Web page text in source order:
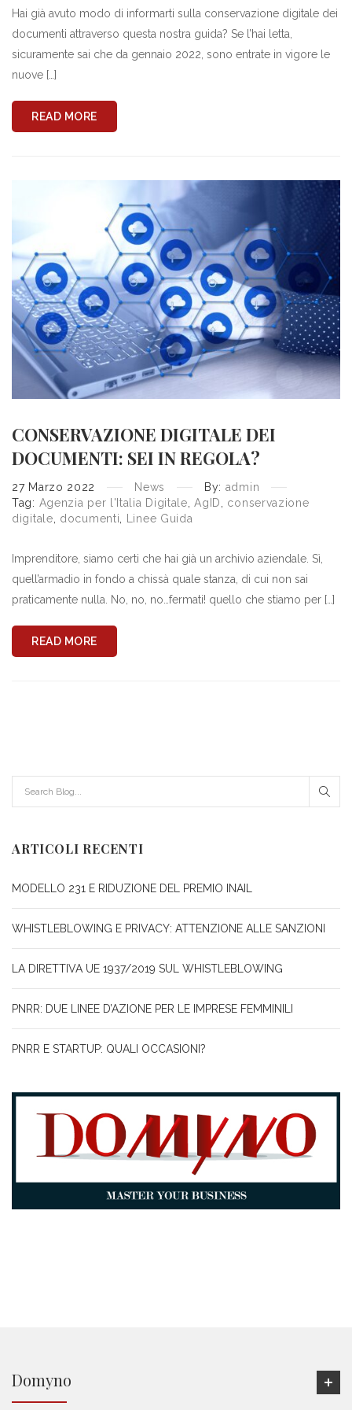
Hai già avuto modo di informarti sulla conservazione digitale dei
documenti attraverso questa nostra guida? Se l’hai letta,
sicuramente sai che da gennaio 2022, sono entrate in vigore le
nuove […]
READ MORE
CONSERVAZIONE DIGITALE DEI
DOCUMENTI: SEI IN REGOLA?
27 Marzo 2022 News By: admin
Tag: Agenzia per l'Italia Digitale,AgID, conservazione
digitale, documenti, Linee Guida
Imprenditore, siamo certi che hai già un archivio aziendale. Sì,
quell’armadio in fondo a chissà quale stanza, di cui non sai
praticamente nulla. No, no, no…fermati! quello che stiamo per […]
READ MORE
ARTICOLI RECENTI
MODELLO 231 E RIDUZIONE DEL PREMIO INAIL
WHISTLEBLOWING E PRIVACY: ATTENZIONE ALLE SANZIONI
LA DIRETTIVA UE 1937/2019 SUL WHISTLEBLOWING
PNRR: DUE LINEE D’AZIONE PER LE IMPRESE FEMMINILI
PNRR E STARTUP: QUALI OCCASIONI?
Domyno